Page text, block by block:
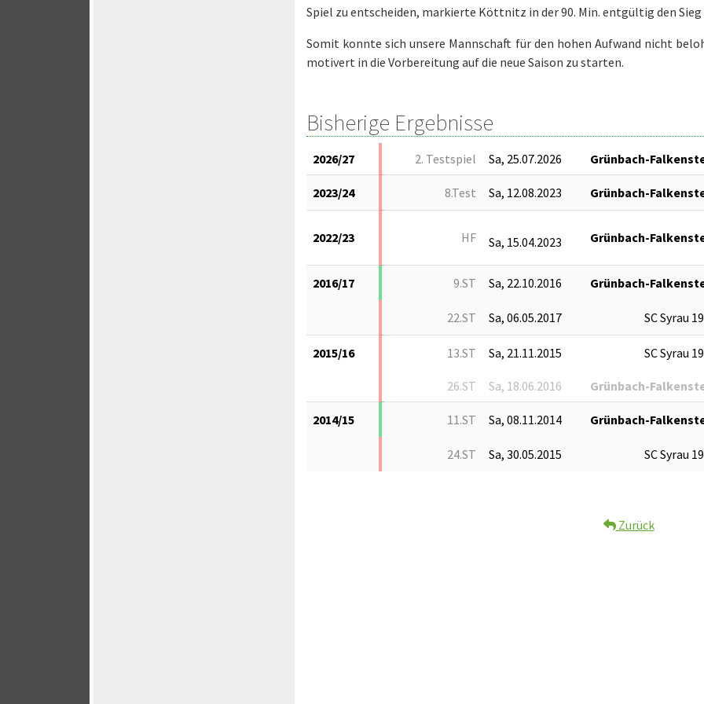
Spiel zu entscheiden, markierte Köttnitz in der 90. Min. entgültig den Sieg
Somit konnte sich unsere Mannschaft für den hohen Aufwand nicht
motivert in die Vorbereitung auf die neue Saison zu starten.
Bisherige Ergebnisse
2026/27 2. Testspiel Sa, 25.07.2026 Grünbach-
2023/24 8.Test Sa, 12.08.2023 Grünbach-
2022/23 HF Sa, 15.04.2023 Grünbach-
2016/17 9.ST Sa, 22.10.2016 Grünbach-
22.ST Sa, 06.05.2017 SC Syrau
2015/16 13.ST Sa, 21.11.2015 SC Syrau
26.ST Sa, 18.06.2016 Grünbach-
2014/15 11.ST Sa, 08.11.2014 Grünbach-
24.ST Sa, 30.05.2015 SC Syrau
Zurück